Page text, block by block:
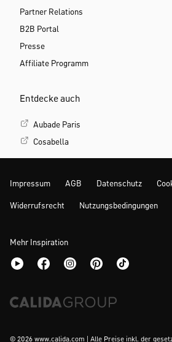
Partner Relations
B2B Portal
Presse
Affiliate Programm
Entdecke auch
Aubade Paris
Cosabella
Impressum AGB Datenschutz
Widerrufsrecht Nutzungsbedingungen
Mehr Inspiration
© 2026 www.calida.com | Alle Preise inkl. der